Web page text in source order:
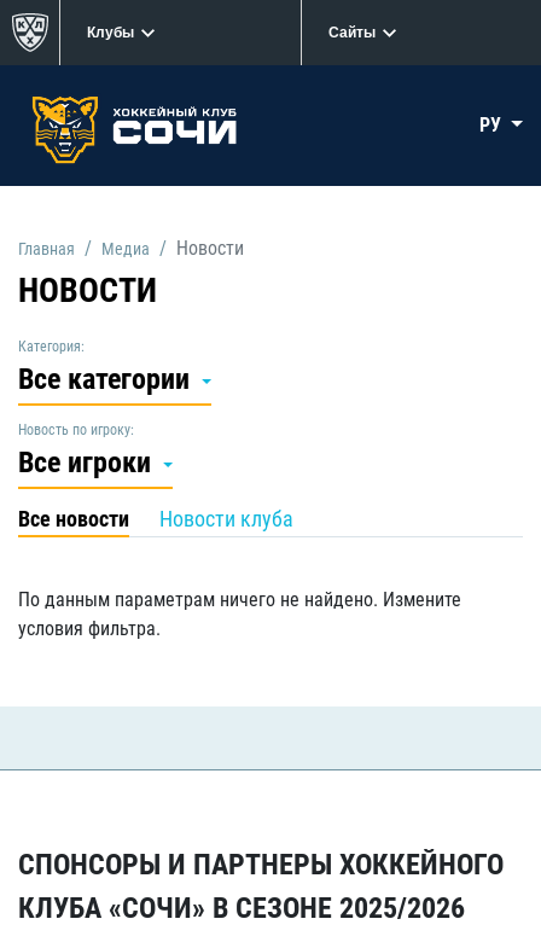
Клубы Сайты
РУ
Главная Медиа Новости
НОВОСТИ
Категория:
Все категории
Новость по игроку:
Все игроки
Все новости Новости клуба
По данным параметрам ничего не найдено. Измените
условия фильтра.
СПОНСОРЫ И ПАРТНЕРЫ ХОККЕЙНОГО
КЛУБА «СОЧИ» В СЕЗОНЕ 2025/2026